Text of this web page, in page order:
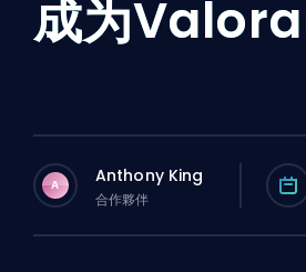
成为
A Anthony King
合作夥伴